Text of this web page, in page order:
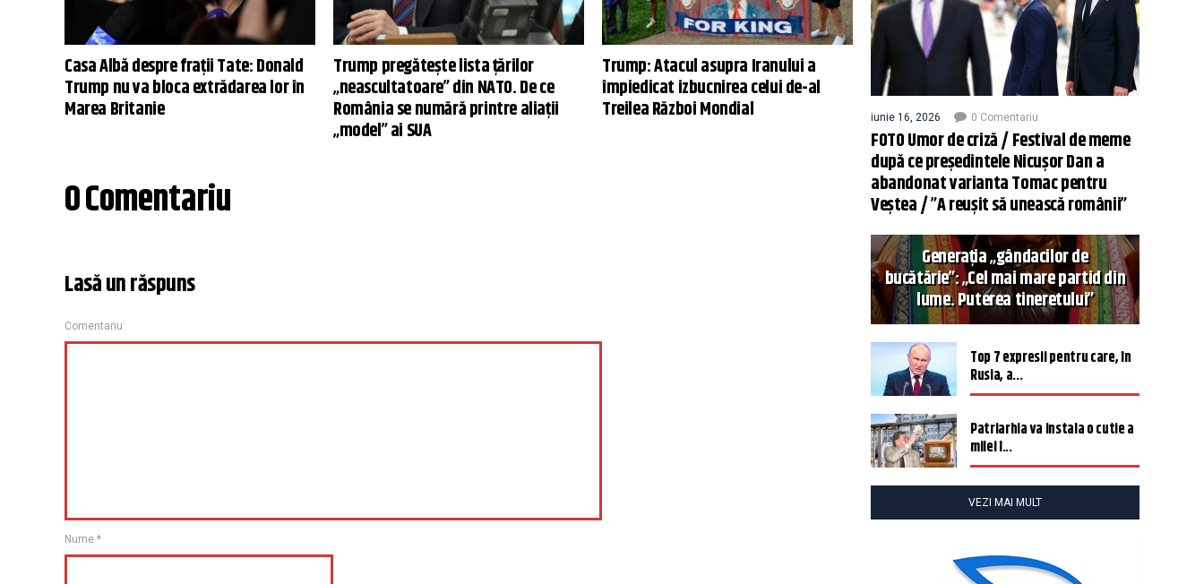
Casa Albă despre frații Tate: Donald
Trump nu va bloca extrădarea lor în
Marea Britanie
Trump pregătește lista țărilor
„neascultatoare” din NATO. De ce
România se numără printre aliații
„model” ai SUA
Trump: Atacul asupra Iranului a
împiedicat izbucnirea celui de-al
Treilea Război Mondial
0 Comentariu
Lasă un răspuns
Comentariu
Nume *
iunie 16, 2026 0 Comentariu
FOTO Umor de criză / Festival de meme
după ce președintele Nicușor Dan a
abandonat varianta Tomac pentru
Veștea / ”A reușit să unească românii”
Generația „gândacilor de
bucătărie”: „Cel mai mare partid din
lume. Puterea tineretului”
Top 7 expresii pentru care, în
Rusia, a...
Patriarhia va instala o cutie a
milei î...
VEZI MAI MULT